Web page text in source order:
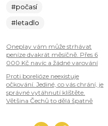
#počasí
#letadlo
Oneplay vám může strhávat
peníze dvakrát měsíčně. Přes 6
000 Kč navíc a žádné varování
Proti borelióze neexistuje
očkování. Jediné, co vás chrání, je
správné vytáhnutí klíštěte.
Většina Čechů to dělá špatně